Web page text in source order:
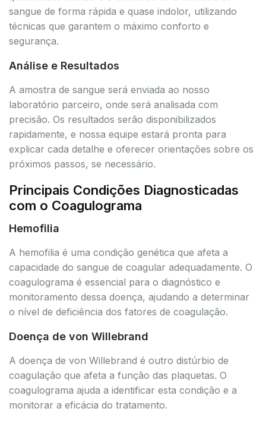
sangue de forma rápida e quase indolor, utilizando
técnicas que garantem o máximo conforto e
segurança.
Análise e Resultados
A amostra de sangue será enviada ao nosso
laboratório parceiro, onde será analisada com
precisão. Os resultados serão disponibilizados
rapidamente, e nossa equipe estará pronta para
explicar cada detalhe e oferecer orientações sobre os
próximos passos, se necessário.
Principais Condições Diagnosticadas
com o Coagulograma
Hemofilia
A hemofilia é uma condição genética que afeta a
capacidade do sangue de coagular adequadamente. O
coagulograma é essencial para o diagnóstico e
monitoramento dessa doença, ajudando a determinar
o nível de deficiência dos fatores de coagulação.
Doença de von Willebrand
A doença de von Willebrand é outro distúrbio de
coagulação que afeta a função das plaquetas. O
coagulograma ajuda a identificar esta condição e a
monitorar a eficácia do tratamento.